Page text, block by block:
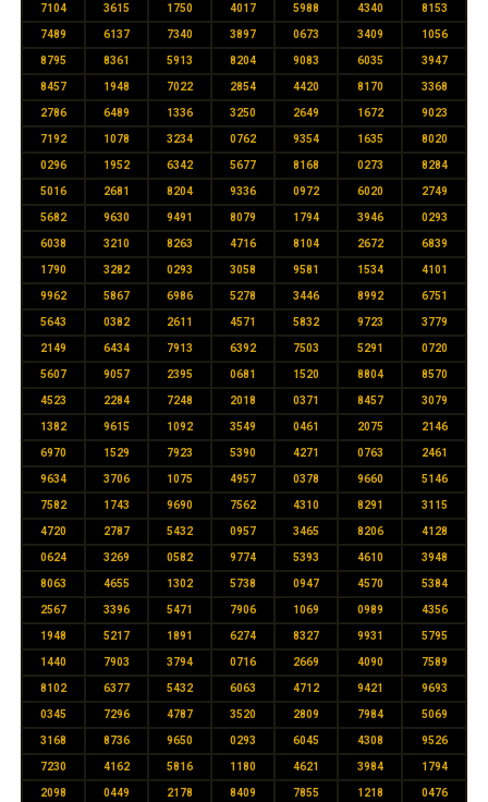
7104 3615 1750 4017 5988 4340 8153
7489 6137 7340 3897 0673 3409 1056
8795 8361 5913 8204 9083 6035 3947
8457 1948 7022 2854 4420 8170 3368
2786 6489 1336 3250 2649 1672 9023
7192 1078 3234 0762 9354 1635 8020
0296 1952 6342 5677 8168 0273 8284
5016 2681 8204 9336 0972 6020 2749
5682 9630 9491 8079 1794 3946 0293
6038 3210 8263 4716 8104 2672 6839
1790 3282 0293 3058 9581 1534 4101
9962 5867 6986 5278 3446 8992 6751
5643 0382 2611 4571 5832 9723 3779
2149 6434 7913 6392 7503 5291 0720
5607 9057 2395 0681 1520 8804 8570
4523 2284 7248 2018 0371 8457 3079
1382 9615 1092 3549 0461 2075 2146
6970 1529 7923 5390 4271 0763 2461
9634 3706 1075 4957 0378 9660 5146
7582 1743 9690 7562 4310 8291 3115
4720 2787 5432 0957 3465 8206 4128
0624 3269 0582 9774 5393 4610 3948
8063 4655 1302 5738 0947 4570 5384
2567 3396 5471 7906 1069 0989 4356
1948 5217 1891 6274 8327 9931 5795
1440 7903 3794 0716 2669 4090 7589
8102 6377 5432 6063 4712 9421 9693
0345 7296 4787 3520 2809 7984 5069
3168 8736 9650 0293 6045 4308 9526
7230 4162 5816 1180 4621 3984 1794
2098 0449 2178 8409 7855 1218 0476